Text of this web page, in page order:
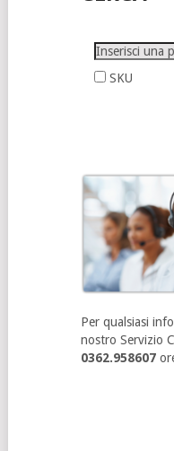
SKU
Per qualsiasi
nostro Servizio
0362.958607